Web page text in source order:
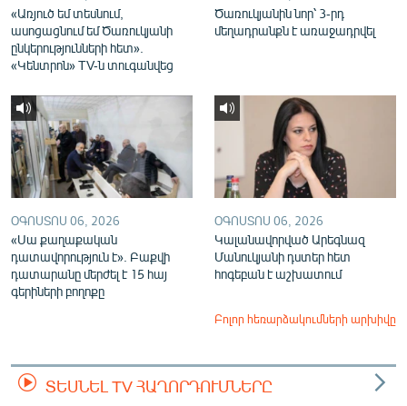
«Առյուծ եմ տեսնում,
ասոցացնում եմ Ծառուկյանի
ընկերությունների հետ».
«Կենտրոն» TV-ն տուգանվեց
Ծառուկյանին նոր՝ 3-րդ
մեղադրանքն է առաջադրվել
ՕԳՈՍՏՈՍ 06, 2026
«Սա քաղաքական
դատավորություն է». Բաքվի
դատարանը մերժել է 15 հայ
գերիների բողոքը
ՕԳՈՍՏՈՍ 06, 2026
Կալանավորված Արեգնազ
Մանուկյանի դստեր հետ
հոգեբան է աշխատում
Բոլոր հեռարձակումների արխիվը
ՏԵՍՆԵԼ TV ՀԱՂՈՐԴՈՒՄՆԵՐԸ